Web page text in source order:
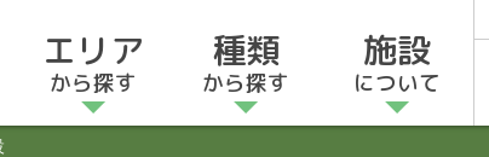
エリア
から探す
種類
から探す
施設
について